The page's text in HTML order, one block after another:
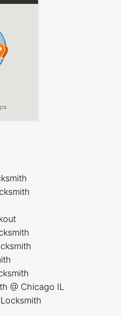
@ Chicago IL